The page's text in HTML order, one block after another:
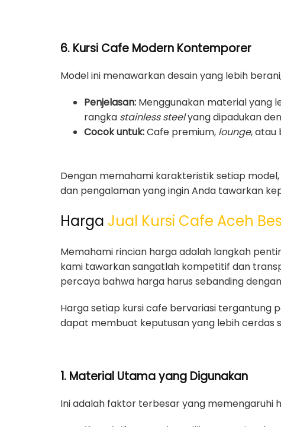
6. Kursi Cafe Modern Kontemporer
Model ini menawarkan desain yang lebih
Penjelasan: Menggunakan material yang
rangka stainless steelyang dipadukan
Cocok untuk:Cafe premium, lounge, atau
Dengan memahami karakteristik setiap
dan pengalaman yang ingin Anda tawarkan
Harga Jual Kursi Cafe Aceh
Memahami rincian harga adalah langkah
kami tawarkan sangatlah kompetitif dan
percaya bahwa harga harus sebanding
Harga setiap kursi cafe bervariasi tergantung
dapat membuat keputusan yang lebih cerdas
1. Material Utama yang Digunakan
Ini adalah faktor terbesar yang memengaruhi